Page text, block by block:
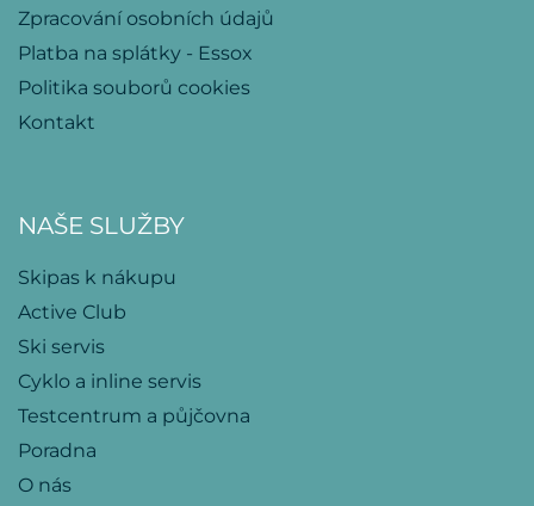
Zpracování osobních údajů
Platba na splátky - Essox
Politika souborů cookies
Kontakt
NAŠE SLUŽBY
Skipas k nákupu
Active Club
Ski servis
Cyklo a inline servis
Testcentrum a půjčovna
Poradna
O nás